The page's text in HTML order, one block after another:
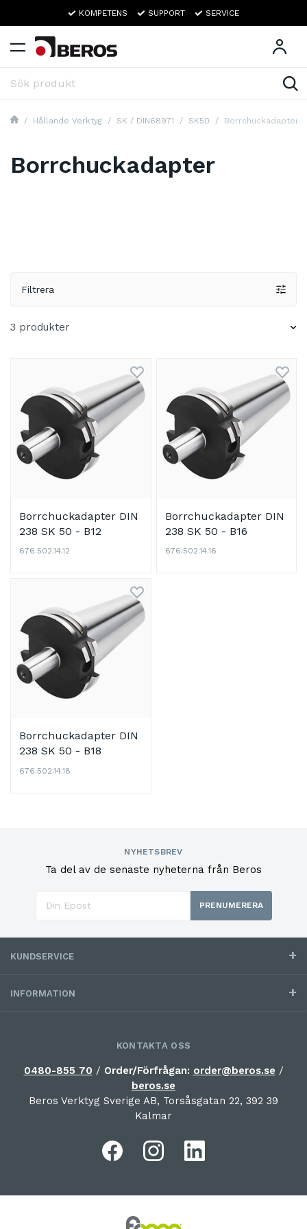
KOMPETENS SUPPORT SERVICE
Hållande Verktyg SK / DIN68971 SK50 Borrchuckadapter
Borrchuckadapter
Filtrera
3 produkter
Borrchuckadapter DIN
238 SK 50 - B12
676.502.14.12
Borrchuckadapter DIN
238 SK 50 - B16
676.502.14.16
Borrchuckadapter DIN
238 SK 50 - B18
676.502.14.18
NYHETSBREV
Ta del av de senaste nyheterna från Beros
PRENUMERERA
KUNDSERVICE
INFORMATION
KONTAKTA OSS
0480-855 70 / Order/Förfrågan: order@beros.se /
beros.se
Beros Verktyg Sverige AB, Torsåsgatan 22, 392 39
Kalmar